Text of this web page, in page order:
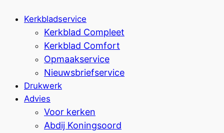
Kerkbladservice
Kerkblad Compleet
Kerkblad Comfort
Opmaakservice
Nieuwsbriefservice
Drukwerk
Advies
Voor kerken
Abdij Koningsoord